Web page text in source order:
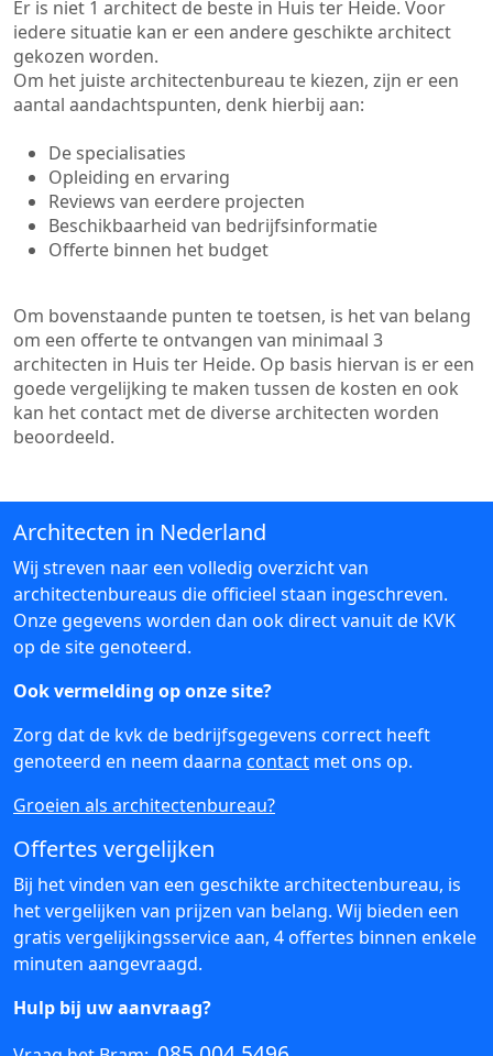
Er is niet 1 architect de beste in Huis ter Heide. Voor
iedere situatie kan er een andere geschikte architect
gekozen worden.
Om het juiste architectenbureau te kiezen, zijn er een
aantal aandachtspunten, denk hierbij aan:
De specialisaties
Opleiding en ervaring
Reviews van eerdere projecten
Beschikbaarheid van bedrijfsinformatie
Offerte binnen het budget
Om bovenstaande punten te toetsen, is het van belang
om een offerte te ontvangen van minimaal 3
architecten in Huis ter Heide. Op basis hiervan is er een
goede vergelijking te maken tussen de kosten en ook
kan het contact met de diverse architecten worden
beoordeeld.
Architecten in Nederland
Wij streven naar een volledig overzicht van
architectenbureaus die officieel staan ingeschreven.
Onze gegevens worden dan ook direct vanuit de KVK
op de site genoteerd.
Ook vermelding op onze site?
Zorg dat de kvk de bedrijfsgegevens correct heeft
genoteerd en neem daarna contact met ons op.
Groeien als architectenbureau?
Offertes vergelijken
Bij het vinden van een geschikte architectenbureau, is
het vergelijken van prijzen van belang. Wij bieden een
gratis vergelijkingsservice aan, 4 offertes binnen enkele
minuten aangevraagd.
Hulp bij uw aanvraag?